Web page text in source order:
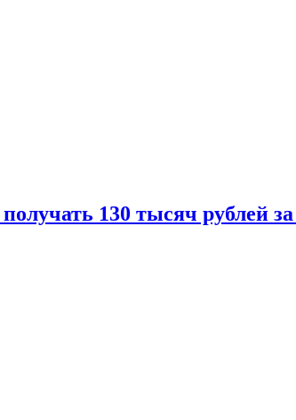
130 тысяч рублей